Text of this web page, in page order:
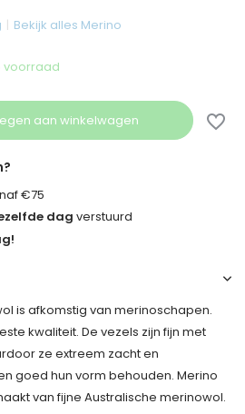
Bekijk alles Merino
voorraad
aan winkelwagen
€75
dag verstuurd
is afkomstig van merinoschapen.
kwaliteit. De vezels zijn fijn met
ze extreem zacht en
goed hun vorm behouden. Merino
van fijne Australische merinowol.